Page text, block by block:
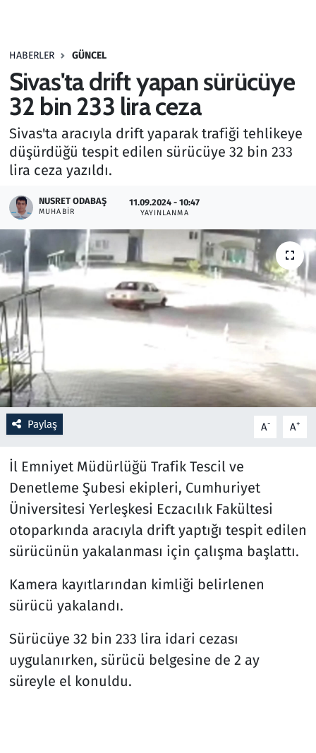
HABERLER GÜNCEL
Sivas'ta drift yapan sürücüye
32 bin 233 lira ceza
Sivas'ta aracıyla drift yaparak trafiği tehlikeye
düşürdüğü tespit edilen sürücüye 32 bin 233
lira ceza yazıldı.
NUSRET ODABAŞ
MUHABIR
11.09.2024 - 10:47
YAYINLANMA
Paylaş A- A+
İl Emniyet Müdürlüğü Trafik Tescil ve
Denetleme Şubesi ekipleri, Cumhuriyet
Üniversitesi Yerleşkesi Eczacılık Fakültesi
otoparkında aracıyla drift yaptığı tespit edilen
sürücünün yakalanması için çalışma başlattı.
Kamera kayıtlarından kimliği belirlenen
sürücü yakalandı.
Sürücüye 32 bin 233 lira idari cezası
uygulanırken, sürücü belgesine de 2 ay
süreyle el konuldu.
Haber
Kültür Sanat
Kurumsal Haberler
Lezzet Durağı
Memur ve Kamu
Otomobil
Oyun
Ramazan
Resmi İlanlar
Rüya Tabirleri
Sağlık
Savunma Sanayi
Seçim 2023
Spor
Televizyon